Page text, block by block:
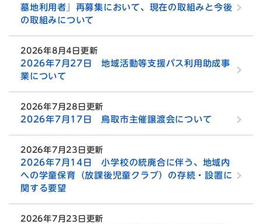
墓地利用者』再募集において、現在の取組みと今後
の取組みについて
2026年8月4日更新
2026年7月27日 地域活動等支援バス利用助成事
業について
2026年7月28日更新
2026年7月17日 鳥取市主催譲渡会について
2026年7月23日更新
2026年7月14日 小学校の統廃合に伴う、地域内
への学童保育（放課後児童クラブ）の存続・設置に
関する要望
2026年7月23日更新